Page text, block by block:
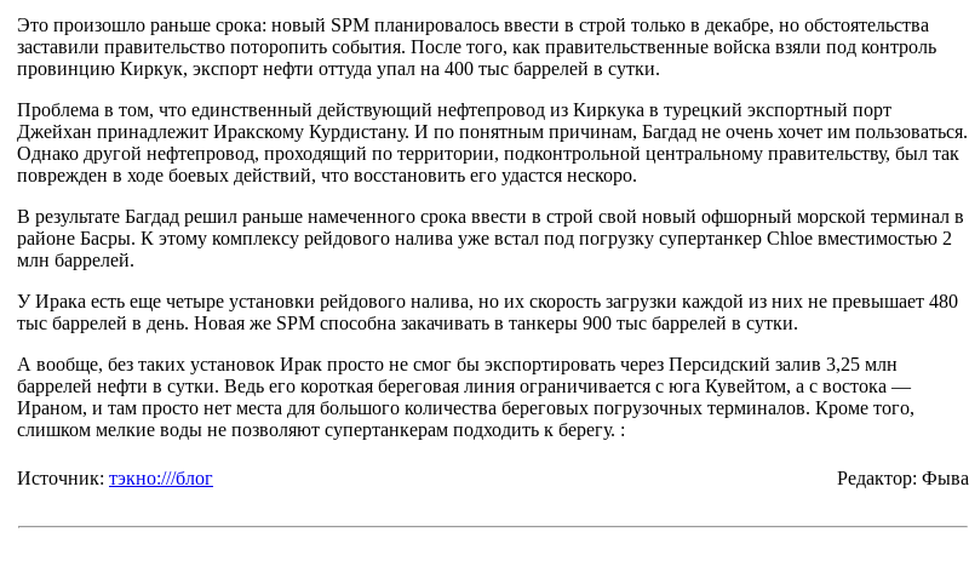
Это произошло раньше срока: новый SPM планировалось ввести в строй только в декабре, но обстоятельства
заставили правительство поторопить события. После того, как правительственные войска взяли под контроль
провинцию Киркук, экспорт нефти оттуда упал на 400 тыс баррелей в сутки.
Проблема в том, что единственный действующий нефтепровод из Киркука в турецкий экспортный порт
Джейхан принадлежит Иракскому Курдистану. И по понятным причинам, Багдад не очень хочет им пользоваться.
Однако другой нефтепровод, проходящий по территории, подконтрольной центральному правительству, был так
поврежден в ходе боевых действий, что восстановить его удастся нескоро.
В результате Багдад решил раньше намеченного срока ввести в строй свой новый офшорный морской терминал в
районе Басры. К этому комплексу рейдового налива уже встал под погрузку супертанкер Chloe вместимостью 2
млн баррелей.
У Ирака есть еще четыре установки рейдового налива, но их скорость загрузки каждой из них не превышает 480
тыс баррелей в день. Новая же SPM способна закачивать в танкеры 900 тыс баррелей в сутки.
А вообще, без таких установок Ирак просто не смог бы экспортировать через Персидский залив 3,25 млн
баррелей нефти в сутки. Ведь его короткая береговая линия ограничивается с юга Кувейтом, а с востока —
Ираном, и там просто нет места для большого количества береговых погрузочных терминалов. Кроме того,
слишком мелкие воды не позволяют супертанкерам подходить к берегу. :
Источник: тэкно:///блог Редактор: Фыва